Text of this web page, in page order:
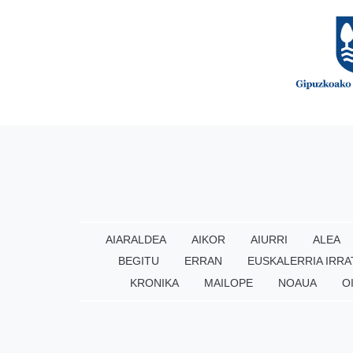
AIARALDEA AIKOR AIURRI ALEA
BEGITU
ERRAN EUSKALERRIA
KRONIKA
MAILOPE NOAUA